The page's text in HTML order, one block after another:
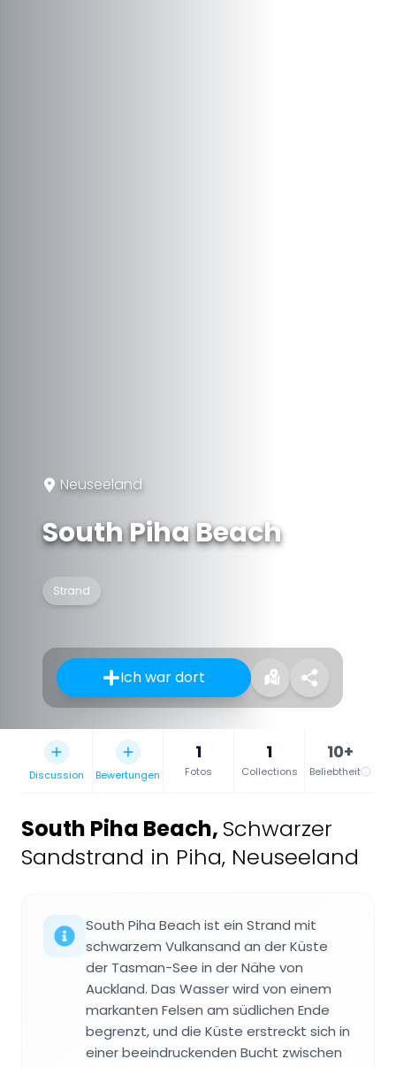
Neuseeland
South Piha Beach
Strand
Ich war dort
Discussion Bewertungen
1
Fotos
1
Collections
10+
Beliebtheit
South Piha Beach, Schwarzer
Sandstrand in Piha, Neuseeland
South Piha Beach ist ein Strand mit
schwarzem Vulkansand an der Küste
der Tasman-See in der Nähe von
Auckland. Das Wasser wird von einem
markanten Felsen am südlichen Ende
begrenzt, und die Küste erstreckt sich in
einer beeindruckenden Bucht zwischen